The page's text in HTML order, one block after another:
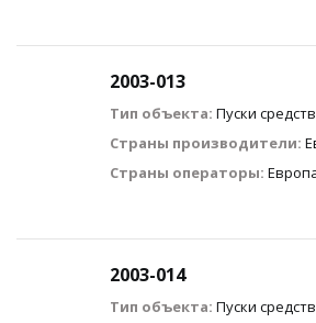
2003-013
Тип объекта: Пуски
Страны производители:
Страны операторы:
2003-014
Тип объекта: Пуски